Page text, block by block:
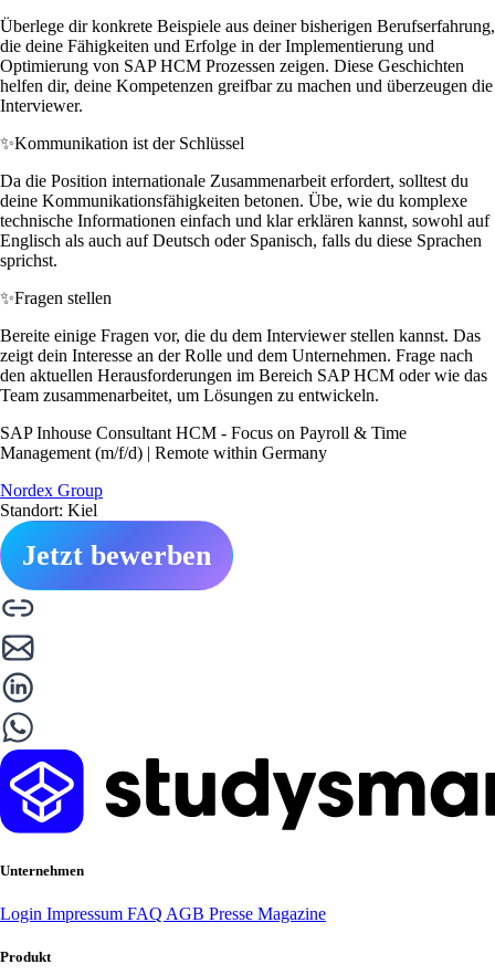
Überlege dir konkrete Beispiele aus deiner bisherigen Berufserfahrung,
die deine Fähigkeiten und Erfolge in der Implementierung und
Optimierung von SAP HCM Prozessen zeigen. Diese Geschichten
helfen dir, deine Kompetenzen greifbar zu machen und überzeugen die
Interviewer.
✨Kommunikation ist der Schlüssel
Da die Position internationale Zusammenarbeit erfordert, solltest du
deine Kommunikationsfähigkeiten betonen. Übe, wie du komplexe
technische Informationen einfach und klar erklären kannst, sowohl auf
Englisch als auch auf Deutsch oder Spanisch, falls du diese Sprachen
sprichst.
✨Fragen stellen
Bereite einige Fragen vor, die du dem Interviewer stellen kannst. Das
zeigt dein Interesse an der Rolle und dem Unternehmen. Frage nach
den aktuellen Herausforderungen im Bereich SAP HCM oder wie das
Team zusammenarbeitet, um Lösungen zu entwickeln.
SAP Inhouse Consultant HCM - Focus on Payroll & Time
Management (m/f/d) | Remote within Germany
Nordex Group
Standort: Kiel
Jetzt bewerben
Unternehmen
Login Impressum FAQ AGB Presse Magazine
Produkt